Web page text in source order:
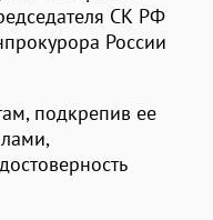
СК РФ
России
подкрепив ее